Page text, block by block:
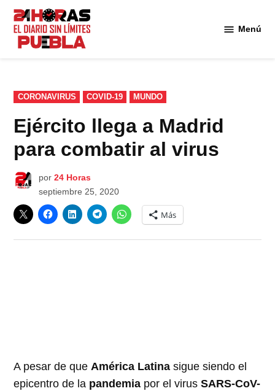
Saltar
contenido
Menú
PUBLICADO
EN
CORONAVIRUS COVID-19 MUNDO
Ejército llega a Madrid
para combatir al virus
por 24 Horas
septiembre 25, 2020
Más
A pesar de queAmérica Latina sigue siendo el
epicentro de la pandemia por el virusSARS-CoV-